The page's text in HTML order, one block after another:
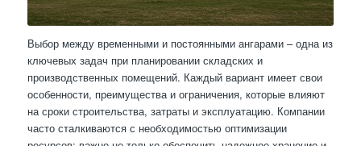
Выбор между временными и постоянными ангарами – одна из
ключевых задач при планировании складских и
производственных помещений. Каждый вариант имеет свои
особенности, преимущества и ограничения, которые влияют
на сроки строительства, затраты и эксплуатацию. Компании
часто сталкиваются с необходимостью оптимизации